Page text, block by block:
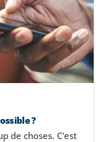
?
de choses. C'est